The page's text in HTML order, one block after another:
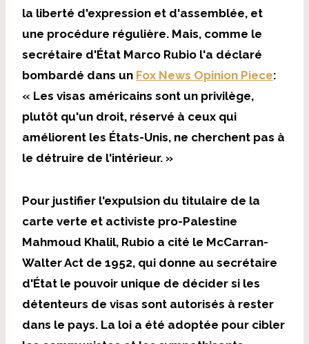
la liberté d'expression et d'assemblée, et
une procédure régulière. Mais, comme le
secrétaire d'État Marco Rubio l'a déclaré
bombardé dans un Fox News Opinion Piece:
« Les visas américains sont un privilège,
plutôt qu'un droit, réservé à ceux qui
améliorent les États-Unis, ne cherchent pas à
le détruire de l'intérieur. »
Pour justifier l'expulsion du titulaire de la
carte verte et activiste pro-Palestine
Mahmoud Khalil, Rubio a cité le McCarran-
Walter Act de 1952, qui donne au secrétaire
d'État le pouvoir unique de décider si les
détenteurs de visas sont autorisés à rester
dans le pays. La loi a été adoptée pour cibler